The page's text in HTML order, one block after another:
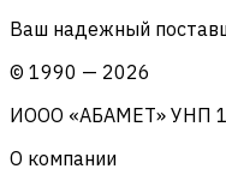
Ваш надежный
© 1990 — 2026
ИООО «АБАМЕТ» УНП
О компании